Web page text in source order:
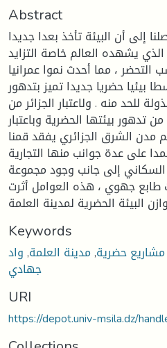
Abstract
إلى أن البيئة تأخذ بعدا جديدا
الذي يشهده العالم خاصة التزايد
التحضر ، مما أحدث نموا عمرانيا
بيئيا حضريا جديدا تميز بتدهور
للحد منه . ولاعتبار الجزائر من
تدهور بيئتها الحضرية وباعتبار
مدن الشرق الجزائري يفقد قمنا
على عدة جوانب منها التجارية
السكاني إلى جانب وجود مجموعة
طابع جهوي ، هذه العوامل أثرت
Keywords
مشاريع حضرية,مدينة العلمة,واد
جهادي
URI
https://depot.univ-msila.dz/